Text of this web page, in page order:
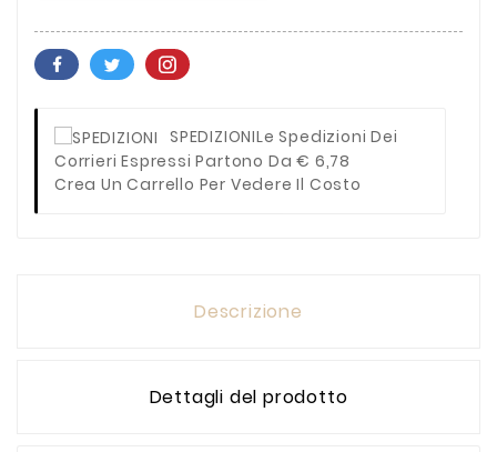
SPEDIZIONILe Spedizioni Dei
Corrieri Espressi Partono Da € 6,78
Crea Un Carrello Per Vedere Il Costo
Descrizione
Dettagli del prodotto